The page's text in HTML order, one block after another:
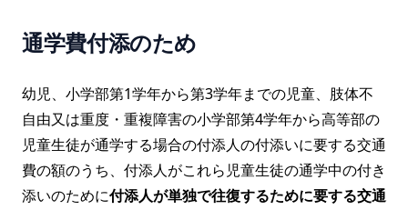
通学費付添のため
幼児、小学部第1学年から第3学年までの児童、肢体不
自由又は重度・重複障害の小学部第4学年から高等部の
児童生徒が通学する場合の付添人の付添いに要する交通
費の額のうち、付添人がこれら児童生徒の通学中の付き
添いのために付添人が単独で往復するために要する交通